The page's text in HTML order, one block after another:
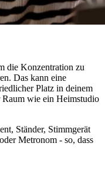
die Konzentration zu
Das kann eine
Platz in deinem
Raum wie ein Heimstudio
Ständer, Stimmgerät
Metronom - so, dass